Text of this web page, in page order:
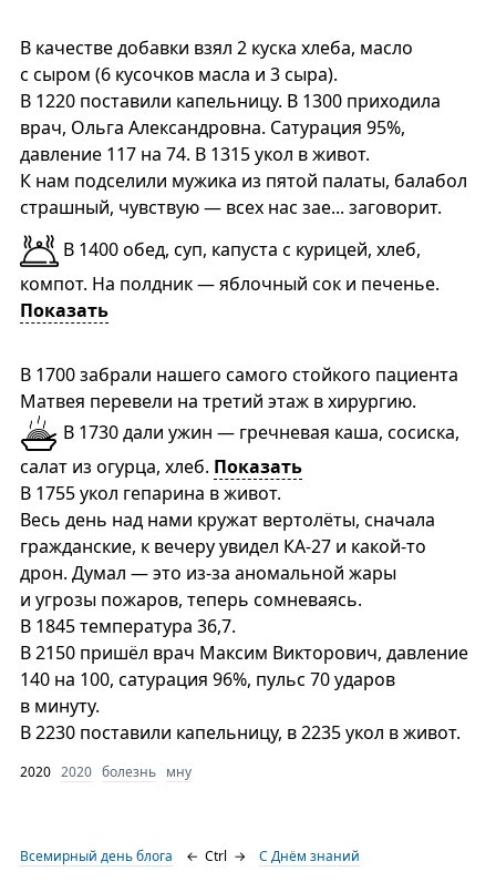
В качестве добавки взял 2 куска хлеба, масло
с сыром (6 кусочков масла и 3 сыра).
В 1220 поставили капельницу. В 1300 приходила
врач, Ольга Александровна. Сатурация 95%,
давление 117 на 74. В 1315 укол в живот.
К нам подселили мужика из пятой палаты, балабол
страшный, чувствую — всех нас зае... заговорит.
В 1400 обед, суп, капуста с курицей, хлеб,
компот. На полдник — яблочный сок и печенье.
Показать
В 1700 забрали нашего самого стойкого пациента
Матвея перевели на третий этаж в хирургию.
В 1730 дали ужин — гречневая каша, сосиска,
салат из огурца, хлеб. Показать
В 1755 укол гепарина в живот.
Весь день над нами кружат вертолёты, сначала
гражданские, к вечеру увидел КА-27 и какой-то
дрон. Думал — это из-за аномальной жары
и угрозы пожаров, теперь сомневаясь.
В 1845 температура 36,7.
В 2150 пришёл врач Максим Викторович, давление
140 на 100, сатурация 96%, пульс 70 ударов
в минуту.
В 2230 поставили капельницу, в 2235 укол в живот.
2020 2020 болезнь мну
Всемирный день блога ← Ctrl → С Днём знаний